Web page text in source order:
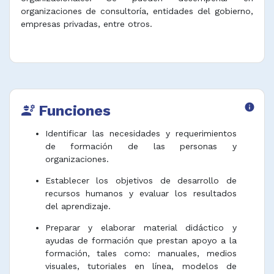
organizaciones de consultoría, entidades del gobierno,
empresas privadas, entre otros.
engineering Funciones info
Identificar las necesidades y requerimientos
de formación de las personas y
organizaciones.
Establecer los objetivos de desarrollo de
recursos humanos y evaluar los resultados
del aprendizaje.
Preparar y elaborar material didáctico y
ayudas de formación que prestan apoyo a la
formación, tales como: manuales, medios
visuales, tutoriales en línea, modelos de